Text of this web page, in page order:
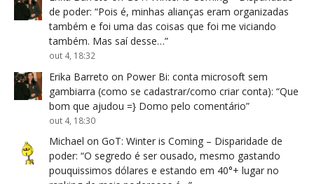
de poder: “Pois é, minhas alianças eram organizadas
também e foi uma das coisas que foi me viciando
também. Mas saí desse…”
out 4, 18:32
Erika Barreto on Power Bi: conta microsoft sem
gambiarra (como se cadastrar/como criar conta): “Que
bom que ajudou =} Domo pelo comentário”
out 4, 18:30
Michael on GoT: Winter is Coming – Disparidade de
poder: “O segredo é ser ousado, mesmo gastando
pouquissimos dólares e estando em 40°+ lugar no